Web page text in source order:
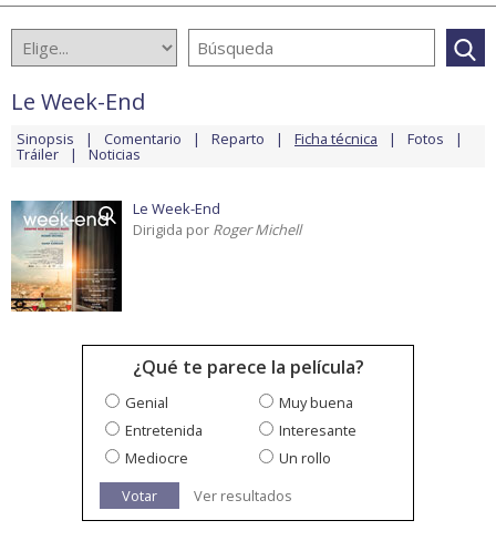
Le Week-End
Sinopsis Comentario Reparto Ficha técnica Fotos
Tráiler Noticias
Le Week-End
Dirigida por Roger Michell
¿Qué te parece la película?
Genial
Muy buena
Entretenida
Interesante
Mediocre
Un rollo
Votar
Ver resultados